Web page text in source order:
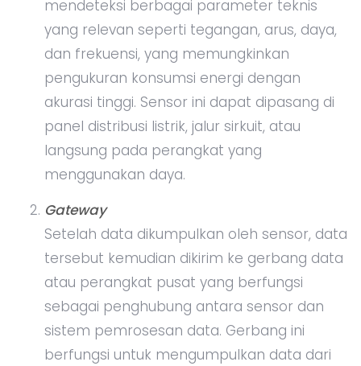
mendeteksi berbagai parameter teknis
yang relevan seperti tegangan, arus, daya,
dan frekuensi, yang memungkinkan
pengukuran konsumsi energi dengan
akurasi tinggi. Sensor ini dapat dipasang di
panel distribusi listrik, jalur sirkuit, atau
langsung pada perangkat yang
menggunakan daya.
Gateway
Setelah data dikumpulkan oleh sensor, data
tersebut kemudian dikirim ke gerbang data
atau perangkat pusat yang berfungsi
sebagai penghubung antara sensor dan
sistem pemrosesan data. Gerbang ini
berfungsi untuk mengumpulkan data dari